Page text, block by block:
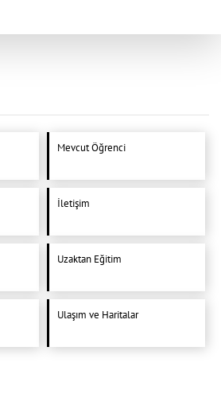
Mevcut Öğrenci
İletişim
Uzaktan Eğitim
Ulaşım ve Haritalar